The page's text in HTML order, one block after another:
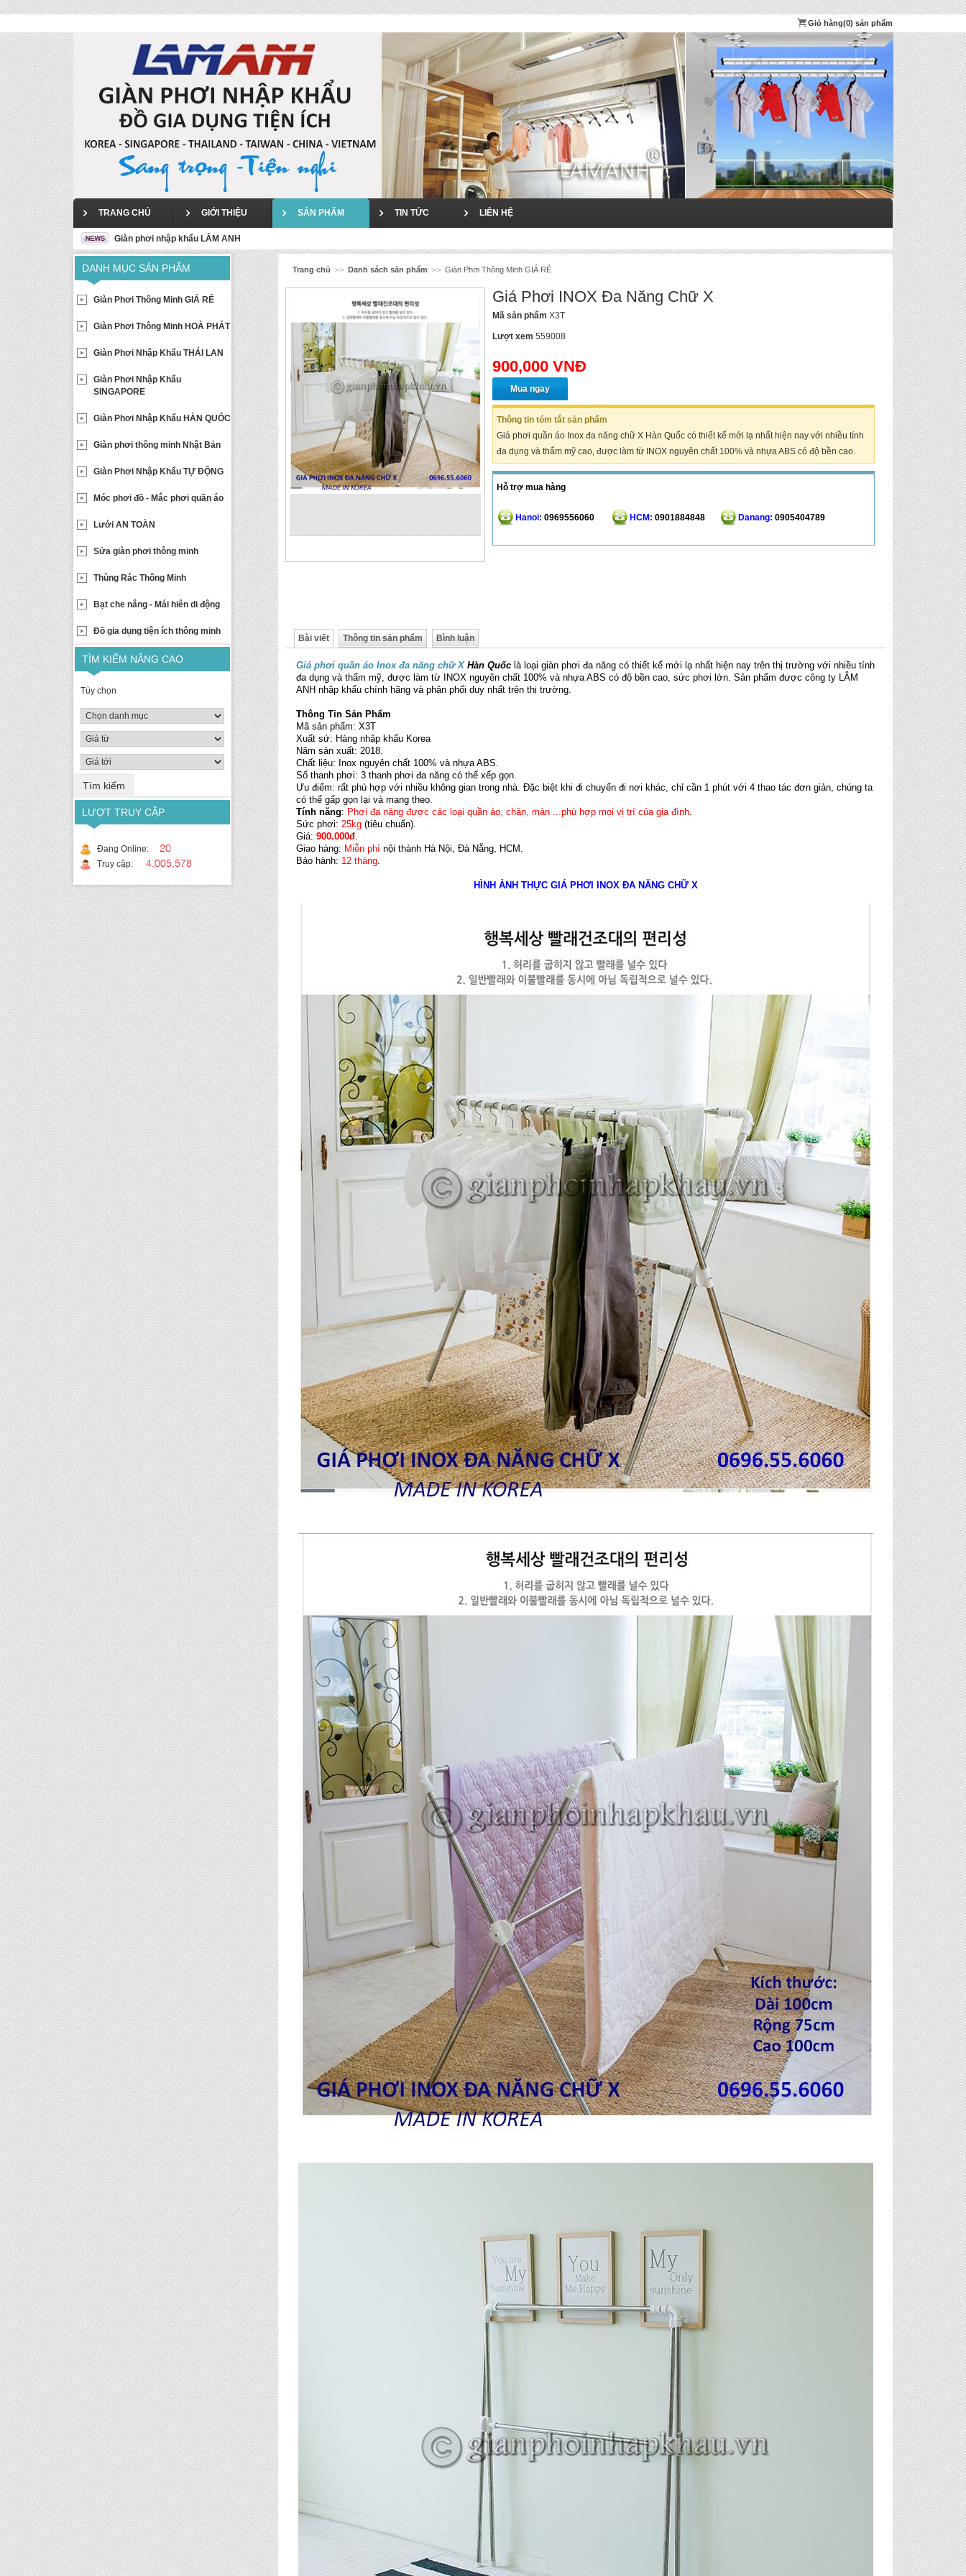
Giỏ hàng(0) sản phẩm
TRANG CHỦ
GIỚI THIỆU SẢN PHẨM TIN TỨC LIÊN HỆ
Giàn phơi nhập khẩu LÂM ANH
DANH MỤC SẢN PHẨM
Giàn Phơi Thông Minh GIÁ RẺ
Giàn Phơi Thông Minh HOÀ PHÁT
Giàn Phơi Nhập Khẩu THÁI LAN
Giàn Phơi Nhập Khẩu
SINGAPORE
Giàn Phơi Nhập Khẩu HÀN QUỐC
Giàn phơi thông minh Nhật Bản
Giàn Phơi Nhập Khẩu TỰ ĐỘNG
Móc phơi đồ - Mắc phơi quần áo
Lưới AN TOÀN
Sửa giàn phơi thông minh
Thùng Rác Thông Minh
Bạt che nắng - Mái hiên di động
Đồ gia dụng tiện ích thông minh
TÌM KIẾM NÂNG CAO
Tùy chọn
LƯỢT TRUY CẬP
Đang Online: 20
Truy cập: 4,005,578
Trang chủ >> Danh sách sản phẩm >> Giàn Phơi Thông Minh GIÁ RẺ
Giá Phơi INOX Đa Năng Chữ X
Mã sản phẩmX3T
Lượt xem559008
900,000 VNĐ
Mua ngay
Thông tin tóm tắt sản phẩm
Giá phơi quần áo Inox đa năng chữ X Hàn Quốc có thiết kế mới lạ nhất hiện nay với nhiều tính
đa dụng và thẩm mỹ cao, được làm từ INOX nguyên chất 100% và nhựa ABS có độ bền cao.
Hỗ trợ mua hàng
Hanoi: 0969556060 HCM: 0901884848 Danang: 0905404789
Bài viết Thông tin sản phẩm Bình luận
Giá phơi quần áo Inox đa năng chữ X Hàn Quốc là loại giàn phơi đa năng có thiết kế mới lạ nhất hiện nay trên thị trường với nhiều tính
đa dụng và thẩm mỹ, được làm từ INOX nguyên chất 100% và nhựa ABS có độ bền cao, sức phơi lớn. Sản phẩm được công ty LÂM
ANH nhập khẩu chính hãng và phân phối duy nhất trên thị trường.
Thông Tin Sản Phẩm
Mã sản phẩm: X3T
Xuất sứ: Hàng nhập khẩu Korea
Năm sản xuất: 2018.
Chất liệu: Inox nguyên chất 100% và nhựa ABS.
Số thanh phơi: 3 thanh phơi đa năng có thể xếp gọn.
Ưu điểm: rất phù hợp với nhiều không gian trong nhà. Đặc biệt khi đi chuyển đi nơi khác, chỉ cần 1 phút với 4 thao tác đơn giản, chúng ta
có thể gấp gọn lại và mang theo.
Tính năng: Phơi đa năng được các loại quần áo, chăn, màn ...phù hợp mọi vị trí của gia đình.
Sức phơi: 25kg (tiêu chuẩn).
Giá: 900.000đ.
Giao hàng: Miễn phí nội thành Hà Nội, Đà Nẵng, HCM.
Bảo hành: 12 tháng.
HÌNH ẢNH THỰC GIÁ PHƠI INOX ĐA NĂNG CHỮ X